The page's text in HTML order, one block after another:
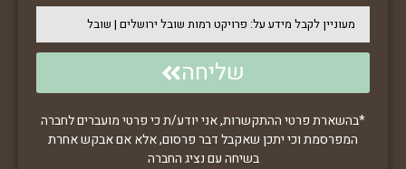
שליחה
*בהשארת פרטי ההתקשרות, אני יודע/ת כי פרטי מועברים לחברה
המפרסמת וכי יתכן שאקבל דבר פרסום, אלא אם אבקש אחרת
בשיחה עם נציג החברה